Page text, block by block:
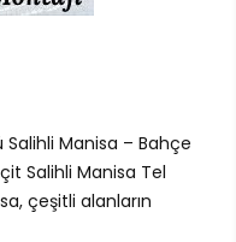
Salihli Manisa – Bahçe
Salihli Manisa Tel
çeşitli alanların